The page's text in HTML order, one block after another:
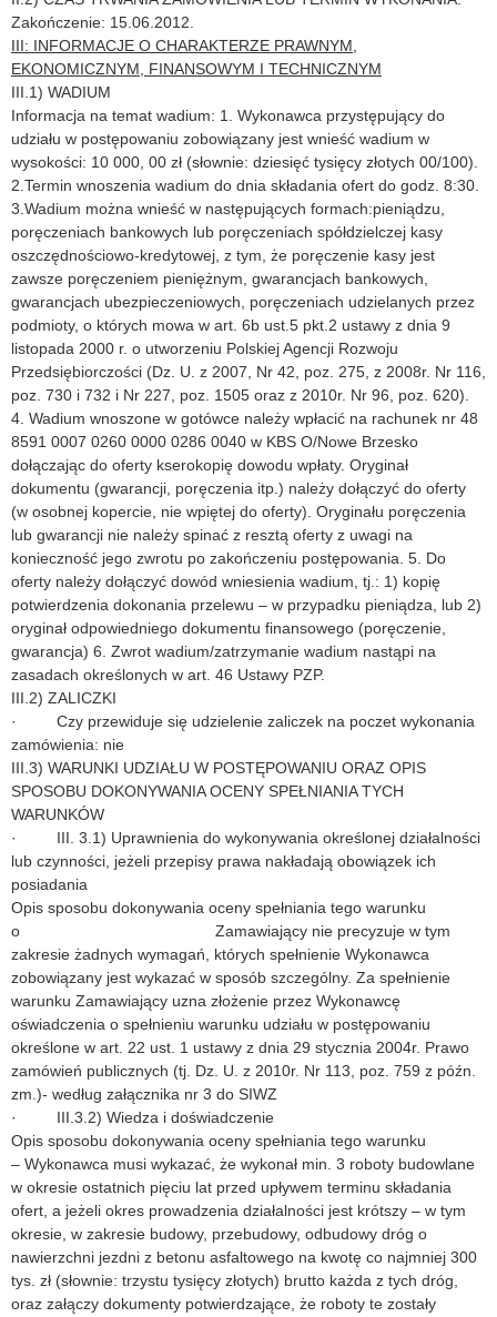
Zakończenie: 15.06.2012.
III: INFORMACJE O CHARAKTERZE PRAWNYM,
EKONOMICZNYM, FINANSOWYM I TECHNICZNYM
III.1) WADIUM
Informacja na temat wadium: 1. Wykonawca przystępujący do
udziału w postępowaniu zobowiązany jest wnieść wadium w
wysokości: 10 000, 00 zł (słownie: dziesięć tysięcy złotych 00/100).
2.Termin wnoszenia wadium do dnia składania ofert do godz. 8:30.
3.Wadium można wnieść w następujących formach:pieniądzu,
poręczeniach bankowych lub poręczeniach spółdzielczej kasy
oszczędnościowo-kredytowej, z tym, że poręczenie kasy jest
zawsze poręczeniem pieniężnym, gwarancjach bankowych,
gwarancjach ubezpieczeniowych, poręczeniach udzielanych przez
podmioty, o których mowa w art. 6b ust.5 pkt.2 ustawy z dnia 9
listopada 2000 r. o utworzeniu Polskiej Agencji Rozwoju
Przedsiębiorczości (Dz. U. z 2007, Nr 42, poz. 275, z 2008r. Nr 116,
poz. 730 i 732 i Nr 227, poz. 1505 oraz z 2010r. Nr 96, poz. 620).
4. Wadium wnoszone w gotówce należy wpłacić na rachunek nr 48
8591 0007 0260 0000 0286 0040 w KBS O/Nowe Brzesko
dołączając do oferty kserokopię dowodu wpłaty. Oryginał
dokumentu (gwarancji, poręczenia itp.) należy dołączyć do oferty
(w osobnej kopercie, nie wpiętej do oferty). Oryginału poręczenia
lub gwarancji nie należy spinać z resztą oferty z uwagi na
konieczność jego zwrotu po zakończeniu postępowania. 5. Do
oferty należy dołączyć dowód wniesienia wadium, tj.: 1) kopię
potwierdzenia dokonania przelewu – w przypadku pieniądza, lub 2)
oryginał odpowiedniego dokumentu finansowego (poręczenie,
gwarancja) 6. Zwrot wadium/zatrzymanie wadium nastąpi na
zasadach określonych w art. 46 Ustawy PZP.
III.2) ZALICZKI
· Czy przewiduje się udzielenie zaliczek na poczet wykonania
zamówienia: nie
III.3) WARUNKI UDZIAŁU W POSTĘPOWANIU ORAZ OPIS
SPOSOBU DOKONYWANIA OCENY SPEŁNIANIA TYCH
WARUNKÓW
· III. 3.1) Uprawnienia do wykonywania określonej działalności
lub czynności, jeżeli przepisy prawa nakładają obowiązek ich
posiadania
Opis sposobu dokonywania oceny spełniania tego warunku
o Zamawiający nie precyzuje w tym
zakresie żadnych wymagań, których spełnienie Wykonawca
zobowiązany jest wykazać w sposób szczególny. Za spełnienie
warunku Zamawiający uzna złożenie przez Wykonawcę
oświadczenia o spełnieniu warunku udziału w postępowaniu
określone w art. 22 ust. 1 ustawy z dnia 29 stycznia 2004r. Prawo
zamówień publicznych (tj. Dz. U. z 2010r. Nr 113, poz. 759 z późn.
zm.)- według załącznika nr 3 do SIWZ
· III.3.2) Wiedza i doświadczenie
Opis sposobu dokonywania oceny spełniania tego warunku
– Wykonawca musi wykazać, że wykonał min. 3 roboty budowlane
w okresie ostatnich pięciu lat przed upływem terminu składania
ofert, a jeżeli okres prowadzenia działalności jest krótszy – w tym
okresie, w zakresie budowy, przebudowy, odbudowy dróg o
nawierzchni jezdni z betonu asfaltowego na kwotę co najmniej 300
tys. zł (słownie: trzystu tysięcy złotych) brutto każda z tych dróg,
oraz załączy dokumenty potwierdzające, że roboty te zostały